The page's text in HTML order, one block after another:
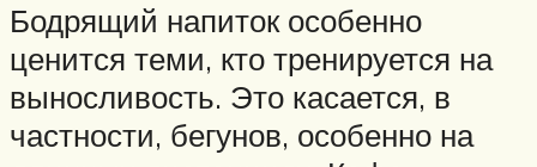
Бодрящий напиток особенно
ценится теми, кто тренируется на
выносливость. Это касается, в
частности, бегунов, особенно на